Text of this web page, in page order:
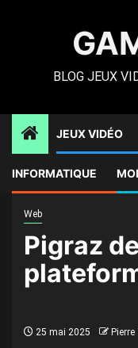
BLOG JEUX
JEUX VIDÉO
INFORMATIQUE
plateforme ?
Web
Pigraz
25 mai 2025